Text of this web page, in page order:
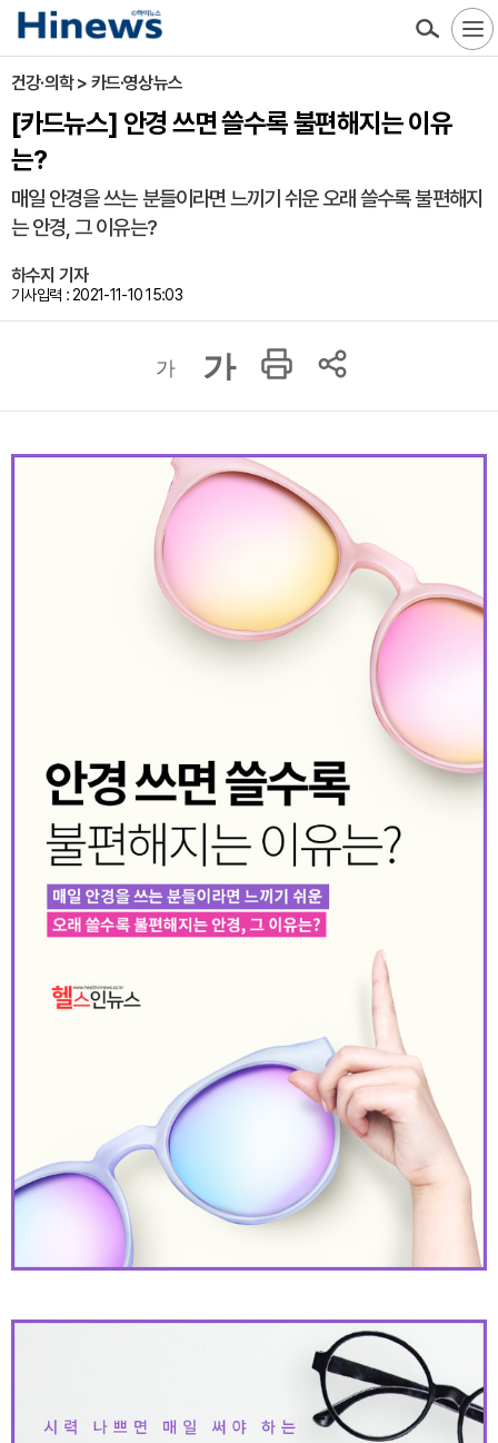
건강·의학 > 카드·영상뉴스
[카드뉴스] 안경 쓰면 쓸수록 불편해지는 이유
는?
매일 안경을 쓰는 분들이라면 느끼기 쉬운 오래 쓸수록 불편해지
는 안경, 그 이유는?
하수지 기자
기사입력 : 2021-11-10 15:03
가 가